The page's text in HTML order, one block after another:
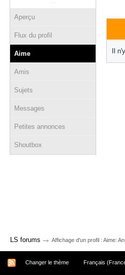
Aperçu
Flux du profil
Aime
Amis
Sujets
Messages
Petites annonces
Shoutbox
Il
LS forums → Affichage d'un profil : Aime:
Changer le thème Français